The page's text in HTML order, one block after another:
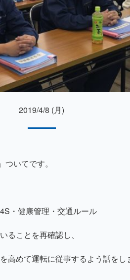
2019/4/8 (月)
いてです。
・健康管理・交通ルール
ることを再確認し、
高めて運転に従事するよう話をし